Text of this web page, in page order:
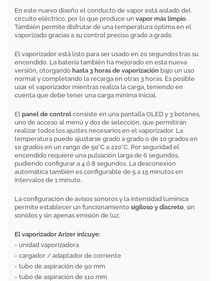
En este nuevo diseño el conducto de vapor está aislado del
circuito eléctrico, por lo que produce un vapor más limpio.
También permite disfrutar de una temperatura óptima en el
vaporizado gracias a su control preciso grado a grado.
El vaporizador está listo para ser usado en 20 segundos tras su
encendido. La batería también ha mejorado en esta nueva
versión, otorgando hasta 3 horas de vaporización bajo un uso
normal y completando la recarga en otras 3 horas. Es posible
usar el vaporizador mientras realiza la carga, teniendo en
cuenta que debe tener una carga mínima inicial.
El panel de control consiste en una pantalla OLED y 3 botones,
uno de acceso al menú y dos de selección, que permitirán
realizar todos los ajustes necesarios en el vaporizador. La
temperatura puede ajustarse grado a grado o de 10 grados en
10 grados en un rango de 50°C a 220°C. Por seguridad el
encendido requiere una pulsación larga de 6 segundos,
pudiendo configurar a 4 ó 8 segundos. La desconexión
automática también es configurable de 5 a 15 minutos en
intervalos de 1 minuto.
La configuración de avisos sonoros y la intensidad lumínica
permite establecer un funcionamiento sigiloso y discreto, sin
sonidos y sin apenas emisión de luz.
El vaporizador Arizer inlcuye:
- unidad vaporizadora
- cargador / adaptador de corriente
- tubo de aspiración de 90 mm
- tubo de aspiración de 110 mm